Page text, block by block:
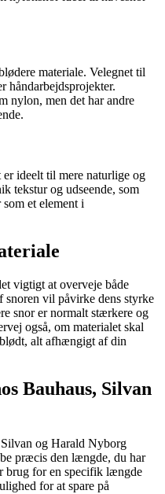
materiale. Velegnet til
håndarbejdsprojekter.
nylon, men det har andre
ideelt til mere naturlige og
tekstur og udseende, som
et element i
vigtigt at overveje både
snoren vil påvirke dens styrke
snor er normalt stærkere og
også, om materialet skal
alt afhængigt af din
Bauhaus, Silvan
og Harald Nyborg
præcis den længde, du har
brug for en specifik længde
for at spare på